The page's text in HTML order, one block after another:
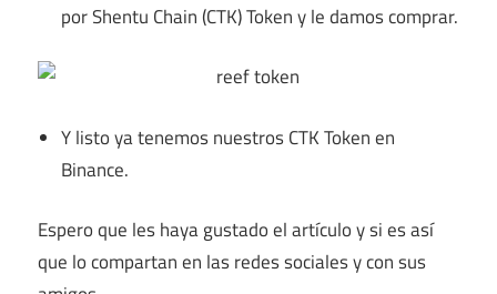
por Shentu Chain (CTK) Token y le damos comprar.
Y listo ya tenemos nuestros CTK Token en
Binance.
Espero que les haya gustado el artículo y si es así
que lo compartan en las redes sociales y con sus